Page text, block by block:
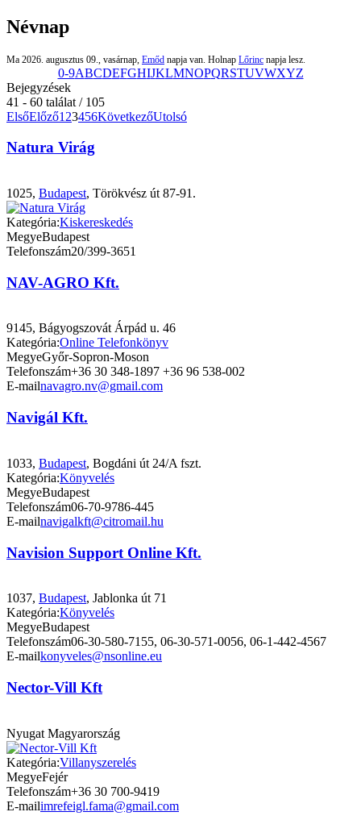
Névnap
Ma 2026. augusztus 09., vasárnap, Emőd napja van. Holnap Lőrinc napja lesz.
0-9ABCDEFGHIJKLMNOPQRSTUVWXYZ
Bejegyzések
41 - 60 találat / 105
ElsőElőző1 23456KövetkezőUtolsó
Natura Virág
1025, Budapest, Törökvész út 87-91.
Kategória:Kiskereskedés
MegyeBudapest
Telefonszám20/399-3651
NAV-AGRO Kft.
9145, Bágyogszovát Árpád u. 46
Kategória:Online Telefonkönyv
MegyeGyőr-Sopron-Moson
Telefonszám+36 30 348-1897 +36 96 538-002
E-mailnavagro.nv@gmail.com
Navigál Kft.
1033, Budapest, Bogdáni út 24/A fszt.
Kategória:Könyvelés
MegyeBudapest
Telefonszám06-70-9786-445
E-mailnavigalkft@citromail.hu
Navision Support Online Kft.
1037, Budapest, Jablonka út 71
Kategória:Könyvelés
MegyeBudapest
Telefonszám06-30-580-7155, 06-30-571-0056, 06-1-442-4567
E-mailkonyveles@nsonline.eu
Nector-Vill Kft
Nyugat Magyarország
Kategória:Villanyszerelés
MegyeFejér
Telefonszám+36 30 700-9419
E-mailimrefeigl.fama@gmail.com